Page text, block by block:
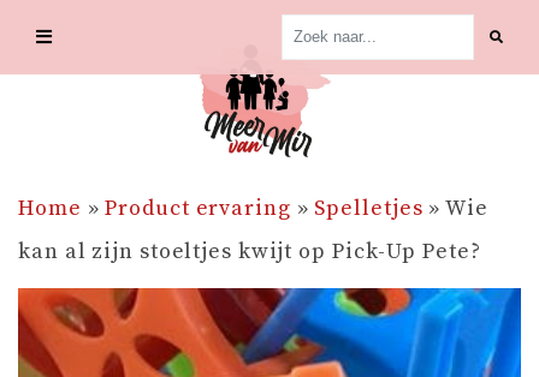
Home »Product ervaring » Spelletjes »Wie
kan al zijn stoeltjes kwijt op Pick-Up Pete?